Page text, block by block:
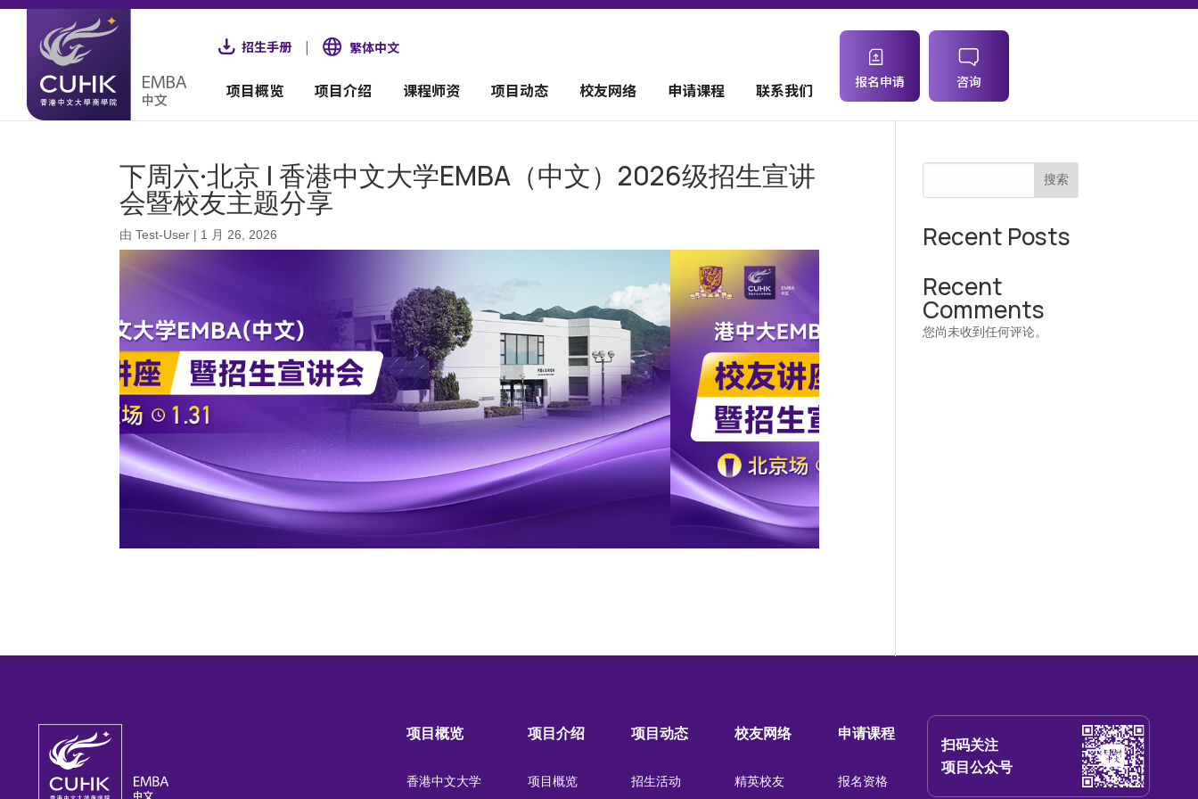
招生手册 | 繁体中文
项目概览 项目介绍 课程师资 项目动态 校友网络 申请课程 联系我们 报名申请 咨询
下周六·北京 | 香港中文大学EMBA（中文）2026级招生宣讲
会暨校友主题分享
由Test-User | 1 月 26, 2026
搜索
Recent Posts
Recent
Comments
您尚未收到任何评论。
项目概览
香港中文大学
项目介绍
项目概览
项目动态
招生活动
校友网络
精英校友
申请课程
报名资格
扫码关注
项目公众号